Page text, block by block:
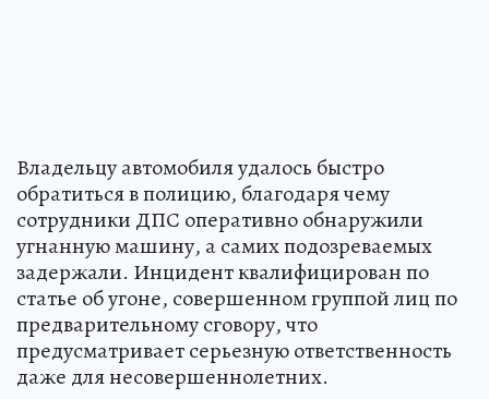
Владельцу автомобиля удалось быстро
обратиться в полицию, благодаря чему
сотрудники ДПС оперативно обнаружили
угнанную машину, а самих подозреваемых
задержали. Инцидент квалифицирован по
статье об угоне, совершенном группой лиц по
предварительному сговору, что
предусматривает серьезную ответственность
даже для несовершеннолетних.